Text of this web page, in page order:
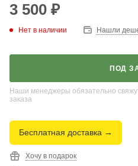
3 500 ₽
Нет в наличии Нашли
ПОД
Наши менеджеры обязательно
заказа
Бесплатная доставка →
Хочу в подарок